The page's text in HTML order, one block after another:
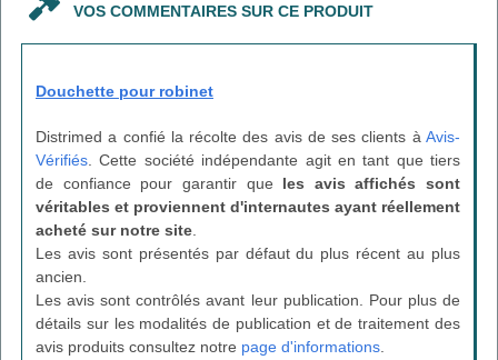
VOS COMMENTAIRES SUR CE PRODUIT
Douchette pour robinet
Distrimed a confié la récolte des avis de ses clients à Avis-
Vérifiés . Cette société indépendante agit en tant que tiers
de confiance pour garantir que les avis affichés sont
véritables et proviennent d'internautes ayant réellement
acheté sur notre site
Les avis sont présentés par défaut du plus récent au plus
ancien.
Les avis sont contrôlés avant leur publication. Pour plus de
détails sur les modalités de publication et de traitement des
avis produits consultez notre page d'informations